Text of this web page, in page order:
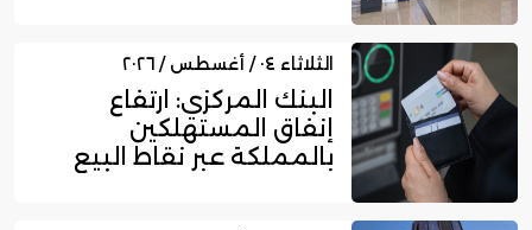
الثلاثاء ٠٤ / أغسطس / ٢٠٢٦
البنك المركزي: ارتفاع
إنفاق المستهلكين
بالمملكة عبر نقاط البيع